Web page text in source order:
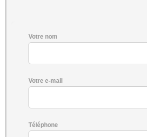
Votre nom
Votre e-mail
Téléphone